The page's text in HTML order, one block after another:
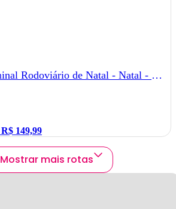
Terminal Rodoviário de Natal - Natal - RN
R$ 149,99
Mostrar mais rotas